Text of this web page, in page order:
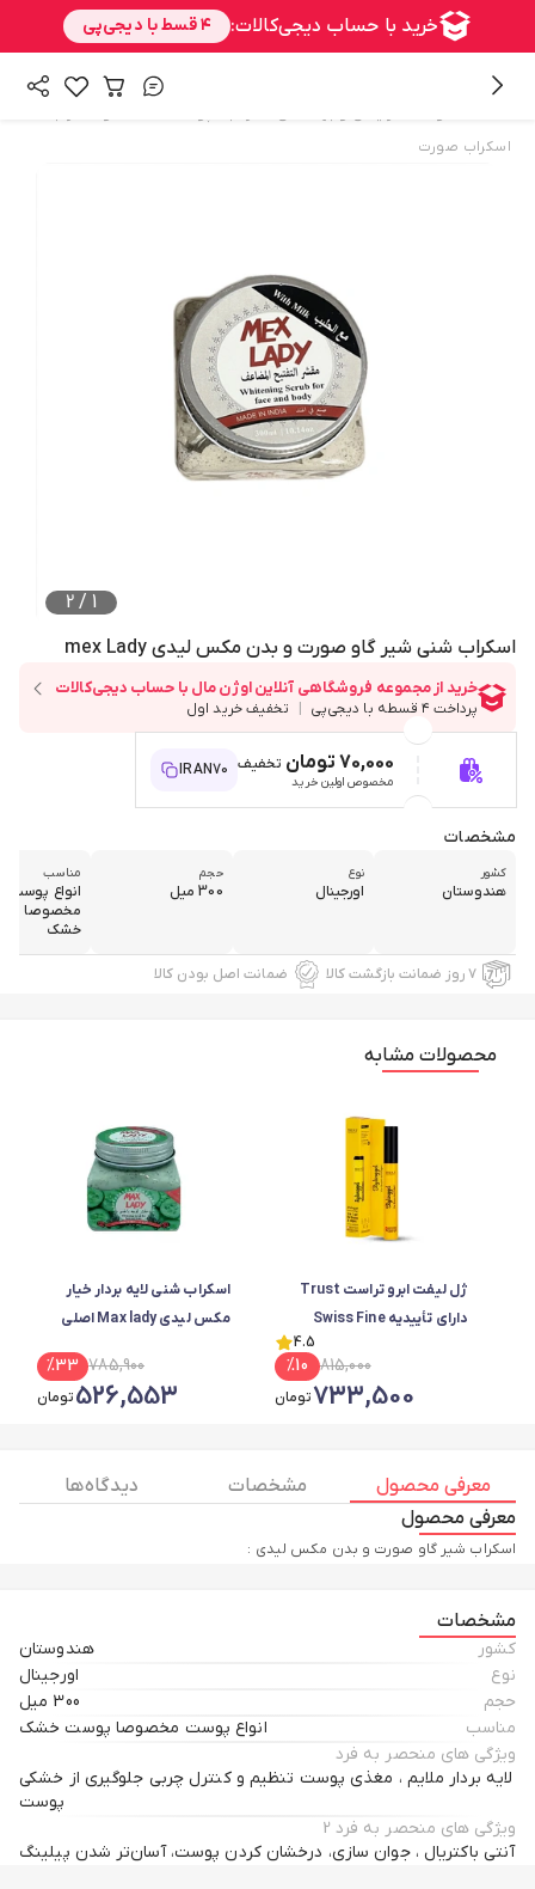
اسکراب صورت
1
/
2
اسکراب شنی شیر گاو صورت و بدن مکس لیدی mex Lady
70,000 تومان تخفیف
مخصوص اولین خرید
IRAN70
مشخصات
کشور
هندوستان
نوع
اورجینال
حجم
300 میل
مناسب
انواع پوست
مخصوصا
خشک
۷ روز ضمانت بازگشت کالا ضمانت اصل بودن کالا
محصولات مشابه
ژل لیفت ابرو تراست Trust
دارای تأییدیه Swiss Fine
4.5
815,000
%10
733,500تومان
اسکراب شنی لایه بردار خیار
مکس لیدی Max lady اصلی
785,900
%33
526,553تومان
معرفی محصول مشخصات
دیدگاه ها
معرفی محصول
اسکراب شیر گاو صورت و بدن مکس لیدی :
مشخصات
کشور
هندوستان
نوع
اورجینال
حجم
300 میل
مناسب
انواع پوست مخصوصا پوست خشک
ویژگی های منحصر به فرد
لایه بردار ملایم ، مغذی پوست تنظیم و کنترل چربی جلوگیری از خشکی
پوست
ویژگی های منحصر به فرد 2
آنتی باکتریال ، جوان سازی، درخشان کردن پوست، آسان‌تر شدن پیلینگ